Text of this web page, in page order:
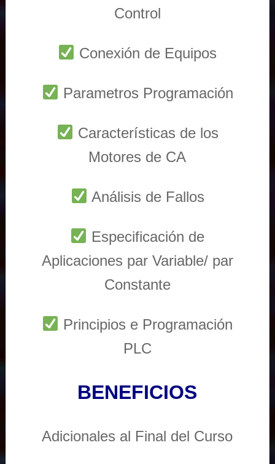
Control
Conexión de Equipos
Parametros Programación
Características de los
Motores de CA
Análisis de Fallos
Especificación de
Aplicaciones par Variable/ par
Constante
Principios e Programación
PLC
BENEFICIOS
Adicionales al Final del Curso